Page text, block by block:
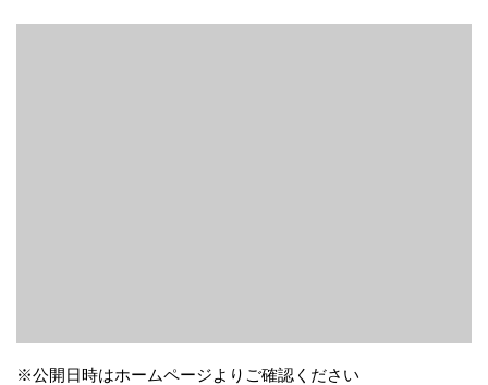
※公開日時はホームページよりご確認ください